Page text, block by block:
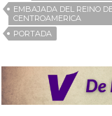
EMBAJADA DEL REINO
CENTROAMERICA
PORTADA